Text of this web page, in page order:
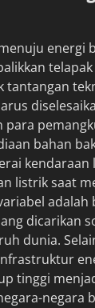
energi
tantangan
para
bahan
kendaraan
listrik saat
adalah
dicarikan
dunia.
tinggi
negara